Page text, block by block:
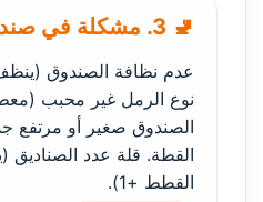
🚽 3. مشكلة في صندوق الرمل نفسه
عدم نظافة الصندوق
نوع الرمل غير محبب
الصندوق صغير أو مرتفع
القطة. قلة عدد
القطط +1).